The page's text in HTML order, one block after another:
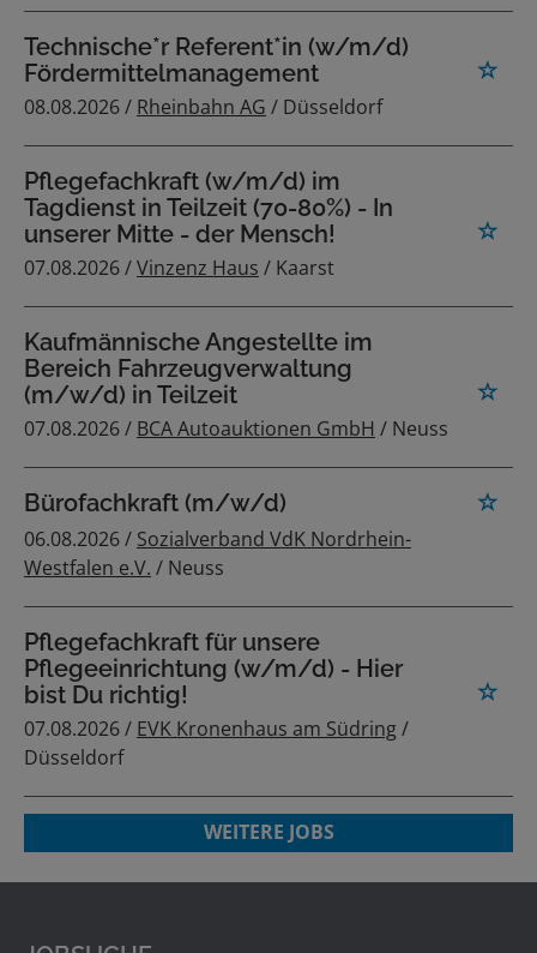
Technische*r Referent*in (w/m/d)
Fördermittelmanagement
08.08.2026 / Rheinbahn AG / Düsseldorf
Pflegefachkraft (w/m/d) im
Tagdienst in Teilzeit (70-80%) - In
unserer Mitte - der Mensch!
07.08.2026 /Vinzenz Haus / Kaarst
Kaufmännische Angestellte im
Bereich Fahrzeugverwaltung
(m/w/d) in Teilzeit
07.08.2026 / BCA Autoauktionen GmbH / Neuss
Bürofachkraft (m/w/d)
06.08.2026 / Sozialverband VdK Nordrhein-
Westfalen e.V. / Neuss
Pflegefachkraft für unsere
Pflegeeinrichtung (w/m/d) - Hier
bist Du richtig!
07.08.2026 / EVK Kronenhaus am Südring/
Düsseldorf
WEITERE JOBS